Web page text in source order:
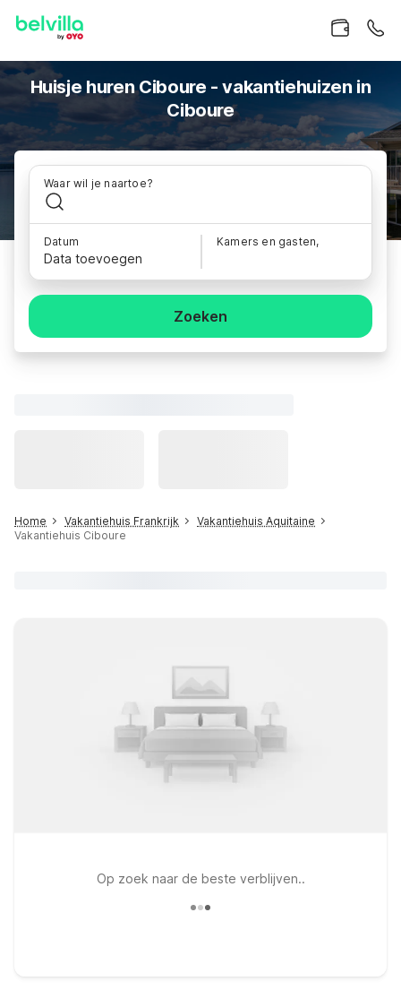
Huisje huren Ciboure - vakantiehuizen in
Ciboure
Waar wil je naartoe?
Datum
Data toevoegen
Kamers en gasten,
Zoeken
Home Vakantiehuis Frankrijk
Vakantiehuis Aquitaine
Vakantiehuis Ciboure
Op zoek naar de beste verblijven..